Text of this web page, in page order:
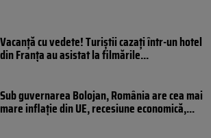
Vacanță cu vedete! Turiștii cazați într-un hotel
din Franța au asistat la filmările...
Sub guvernarea Bolojan, România are cea mai
mare inflație din UE, recesiune economică,...